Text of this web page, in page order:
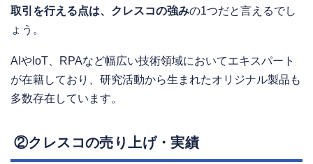
取引を行える点は、クレスコの強みの1つだと言えるでし
ょう。
AIやIoT、RPAなど幅広い技術領域においてエキスパート
が在籍しており、研究活動から生まれたオリジナル製品も
多数存在しています。
②クレスコの売り上げ・実績